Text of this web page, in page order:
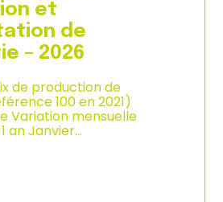
et
de
– 2026
de production de
100 en 2021)
Variation mensuelle
an Janvier…